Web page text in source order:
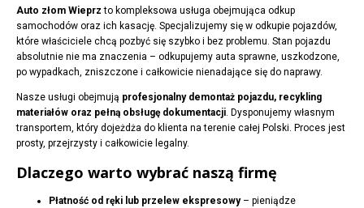
Auto złom Wieprz to kompleksowa usługa obejmująca odkup
samochodów oraz ich kasację. Specjalizujemy się w odkupie pojazdów,
które właściciele chcą pozbyć się szybko i bez problemu. Stan pojazdu
absolutnie nie ma znaczenia – odkupujemy auta sprawne, uszkodzone,
po wypadkach, zniszczone i całkowicie nienadające się do naprawy.
Nasze usługi obejmują profesjonalny demontaż pojazdu, recykling
materiałów oraz pełną obsługę dokumentacji. Dysponujemy własnym
transportem, który dojeżdża do klienta na terenie całej Polski. Proces jest
prosty, przejrzysty i całkowicie legalny.
Dlaczego warto wybrać naszą firmę
Płatność od ręki lub przelew ekspresowy– pieniądze